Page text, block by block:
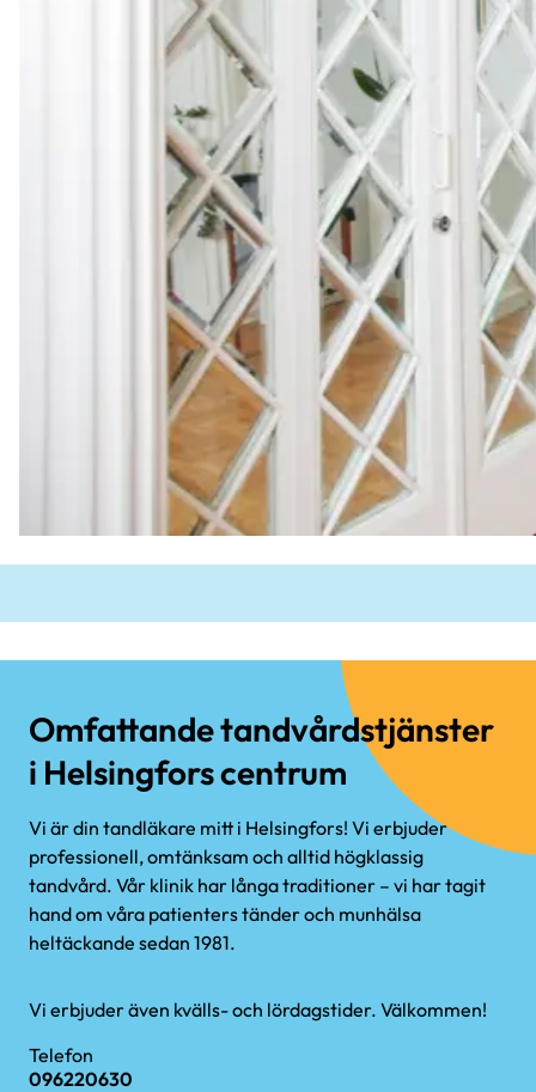
Omfattande tandvårdstjänster
i Helsingfors centrum
Vi är din tandläkare mitt i Helsingfors! Vi erbjuder
professionell, omtänksam och alltid högklassig
tandvård. Vår klinik har långa traditioner – vi har tagit
hand om våra patienters tänder och munhälsa
heltäckande sedan 1981.
Vi erbjuder även kvälls- och lördagstider. Välkommen!
Telefon
096220630